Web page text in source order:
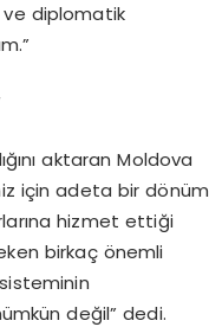
ve diplomatik
aktaran Moldova
için adeta bir dönüm
hizmet ettiği
birkaç önemli
değil” dedi.